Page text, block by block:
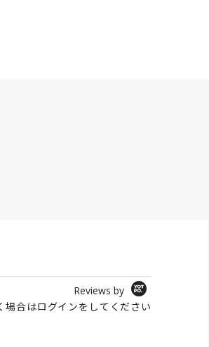
場合はログインをしてください
Reviews by